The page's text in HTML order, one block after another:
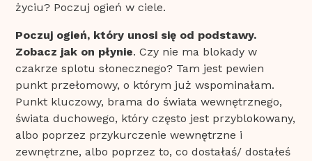
życiu? Poczuj ogień w ciele.
Poczuj ogień, który unosi się od podstawy.
Zobacz jak on płynie. Czy nie ma blokady w
czakrze splotu słonecznego? Tam jest pewien
punkt przełomowy, o którym już wspominałam.
Punkt kluczowy, brama do świata wewnętrznego,
świata duchowego, który często jest przyblokowany,
albo poprzez przykurczenie wewnętrzne i
zewnętrzne, albo poprzez to, co dostałaś/ dostałeś